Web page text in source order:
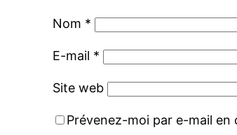
Nom *
E-mail *
Site web
Prévenez-moi par e-mail en